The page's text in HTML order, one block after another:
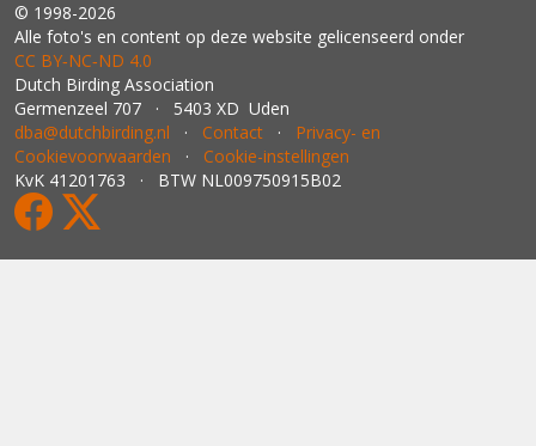
© 1998-2026
Alle foto's en content op deze website gelicenseerd onder
CC BY‑NC‑ND 4.0
Dutch Birding Association
Germenzeel 707 · 5403 XD Uden
dba@dutchbirding.nl · Contact · Privacy- en
Cookievoorwaarden · Cookie-instellingen
KvK 41201763 · BTW NL009750915B02